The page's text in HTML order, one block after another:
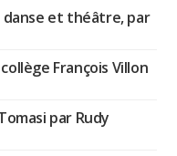
danse et théâtre, par
François Villon
par Rudy